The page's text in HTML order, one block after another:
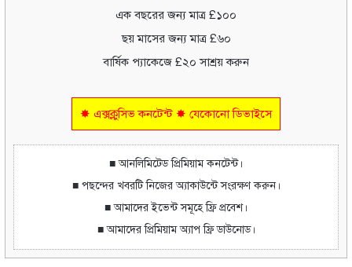
এক বছরের জন্য মাত্র £১০০
ছয় মাসের জন্য মাত্র £৬০
বার্ষিক প্যাকেজে £২০ সাশ্রয় করুন
✸ এক্সক্লুসিভ কনটেন্ট ✸ যেকোনো ডিভাইসে
■ আনলিমিটেড প্রিমিয়াম কনটেন্ট।
■ পছন্দের খবরটি নিজের অ্যাকাউন্টে সংরক্ষণ করুন।
■ আমাদের ইভেন্ট সমূহে ফ্রি প্রবেশ।
■ আমাদের প্রিমিয়াম অ্যাপ ফ্রি ডাউনোড।